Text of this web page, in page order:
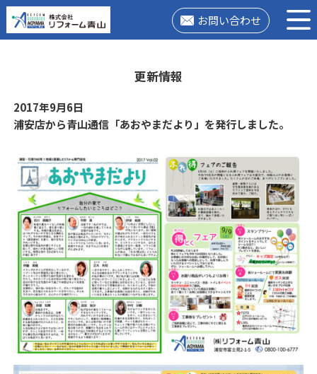
お問い合わせ
更新情報
2017年9月6日
浦安店から青山通信「あおやまだより」を発行しました。